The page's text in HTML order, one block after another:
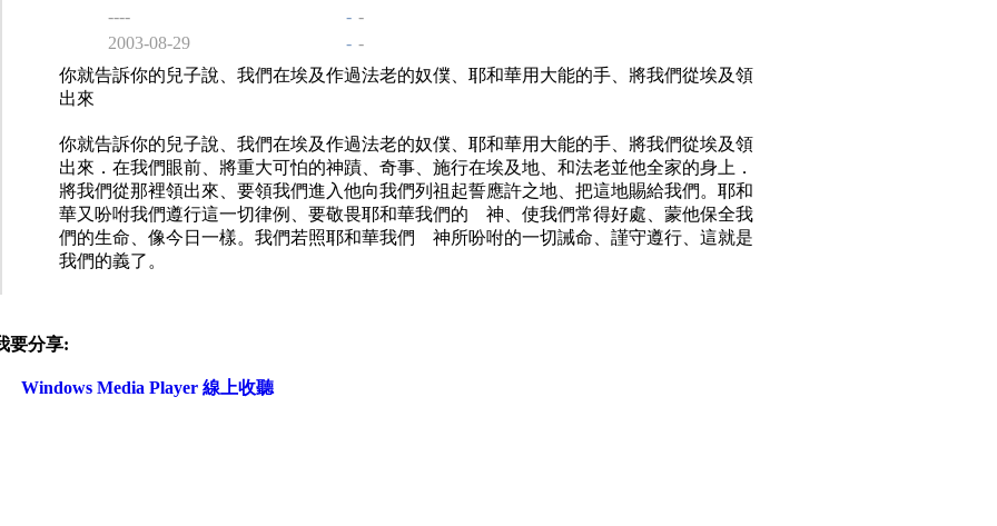
----
- -
2003-08-29
- -
你就告訴你的兒子說、我們在埃及作過法老的奴僕、耶和華用大能的手、將我們從埃及領
出來
你就告訴你的兒子說、我們在埃及作過法老的奴僕、耶和華用大能的手、將我們從埃及領
出來．在我們眼前、將重大可怕的神蹟、奇事、施行在埃及地、和法老並他全家的身上．
將我們從那裡領出來、要領我們進入他向我們列祖起誓應許之地、把這地賜給我們。耶和
華又吩咐我們遵行這一切律例、要敬畏耶和華我們的 神、使我們常得好處、蒙他保全我
們的生命、像今日一樣。我們若照耶和華我們 神所吩咐的一切誡命、謹守遵行、這就是
我們的義了。
要分享:
Windows Media Player 線上收聽